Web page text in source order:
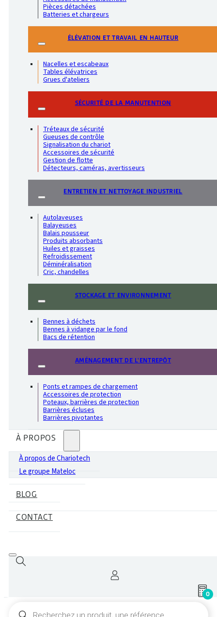
Pièces détachées
Batteries et chargeurs
ÉLÉVATION ET TRAVAIL EN HAUTEUR
Nacelles et escabeaux
Tables élévatrices
Grues d'ateliers
SÉCURITÉ DE LA MANUTENTION
Tréteaux de sécurité
Gueuses de contrôle
Signalisation du chariot
Accessoires de sécurité
Gestion de flotte
Détecteurs, caméras, avertisseurs
ENTRETIEN ET NETTOYAGE INDUSTRIEL
Autolaveuses
Balayeuses
Balais pousseur
Produits absorbants
Huiles et graisses
Refroidissement
Déminéralisation
Cric, chandelles
STOCKAGE ET ENVIRONNEMENT
Bennes à déchets
Bennes à vidange par le fond
Bacs de rétention
AMÉNAGEMENT DE L'ENTREPÔT
Ponts et rampes de chargement
Accessoires de protection
Poteaux, barrières de protection
Barrières écluses
Barrières pivotantes
À PROPOS
À propos de Chariotech
Le groupe Mateloc
BLOG
CONTACT
0